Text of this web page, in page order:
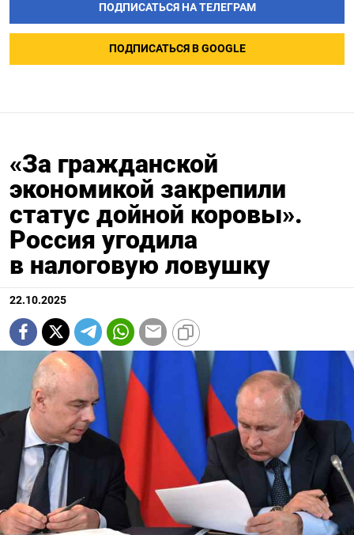
ПОДПИСАТЬСЯ НА ТЕЛЕГРАМ
ПОДПИСАТЬСЯ В GOOGLE
«За гражданской
экономикой закрепили
статус дойной коровы».
Россия угодила
в налоговую ловушку
22.10.2025